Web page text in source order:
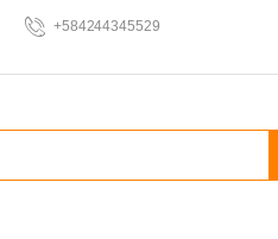
+584244345529